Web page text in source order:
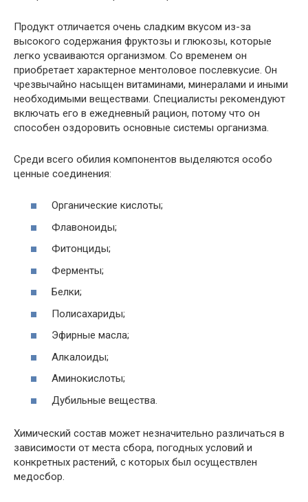
Продукт отличается очень сладким вкусом из-за
высокого содержания фруктозы и глюкозы, которые
легко усваиваются организмом. Со временем он
приобретает характерное ментоловое послевкусие. Он
чрезвычайно насыщен витаминами, минералами и иными
необходимыми веществами. Специалисты рекомендуют
включать его в ежедневный рацион, потому что он
способен оздоровить основные системы организма.
Среди всего обилия компонентов выделяются особо
ценные соединения:
Органические кислоты;
Флавоноиды;
Фитонциды;
Ферменты;
Белки;
Полисахариды;
Эфирные масла;
Алкалоиды;
Аминокислоты;
Дубильные вещества.
Химический состав может незначительно различаться в
зависимости от места сбора, погодных условий и
конкретных растений, с которых был осуществлен
медосбор.